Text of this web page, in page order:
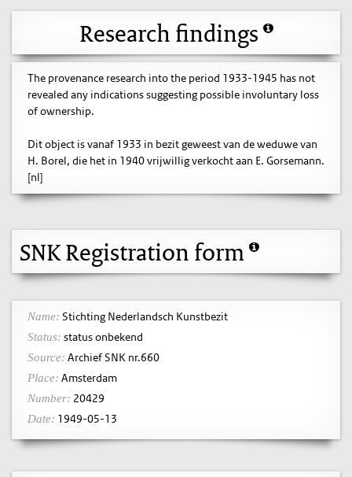
Research findings
The provenance research into the period 1933-1945 has not
revealed any indications suggesting possible involuntary loss
of ownership.
Dit object is vanaf 1933 in bezit geweest van de weduwe van
H. Borel, die het in 1940 vrijwillig verkocht aan E. Gorsemann.
[nl]
SNK Registration form
Name: Stichting Nederlandsch Kunstbezit
Status: status onbekend
Source: Archief SNK nr.660
Place: Amsterdam
Number: 20429
Date: 1949-05-13